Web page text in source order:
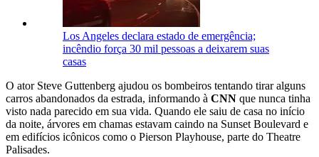
Los Angeles declara estado de emergência;
incêndio força 30 mil pessoas a deixarem suas
casas
O ator Steve Guttenberg ajudou os bombeiros tentando tirar alguns
carros abandonados da estrada, informando à CNN que nunca tinha
visto nada parecido em sua vida. Quando ele saiu de casa no início
da noite, árvores em chamas estavam caindo na Sunset Boulevard e
em edifícios icônicos como o Pierson Playhouse, parte do Theatre
Palisades.